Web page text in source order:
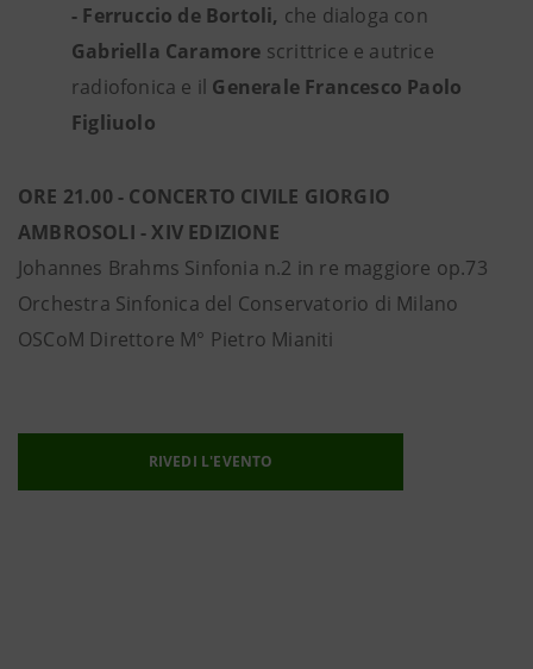
- Ferruccio de Bortoli, che dialoga con
Gabriella Caramore scrittrice e autrice
radiofonica e il Generale Francesco Paolo
Figliuolo
ORE 21.00 - CONCERTO CIVILE GIORGIO
AMBROSOLI - XIV EDIZIONE
Johannes Brahms Sinfonia n.2 in re maggiore op.73
Orchestra Sinfonica del Conservatorio di Milano
OSCoM Direttore M° Pietro Mianiti
RIVEDI L'EVENTO